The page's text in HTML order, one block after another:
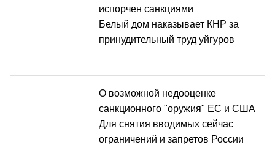
испорчен санкциями
Белый дом наказывает КНР за
принудительный труд уйгуров
О возможной недооценке
санкционного "оружия" ЕС и США
Для снятия вводимых сейчас
ограничений и запретов России